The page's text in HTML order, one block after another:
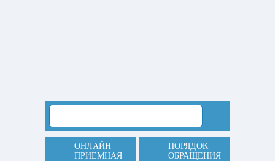
ОНЛАЙН
ПРИЕМНАЯ
ПОРЯДОК
ОБРАЩЕНИЯ